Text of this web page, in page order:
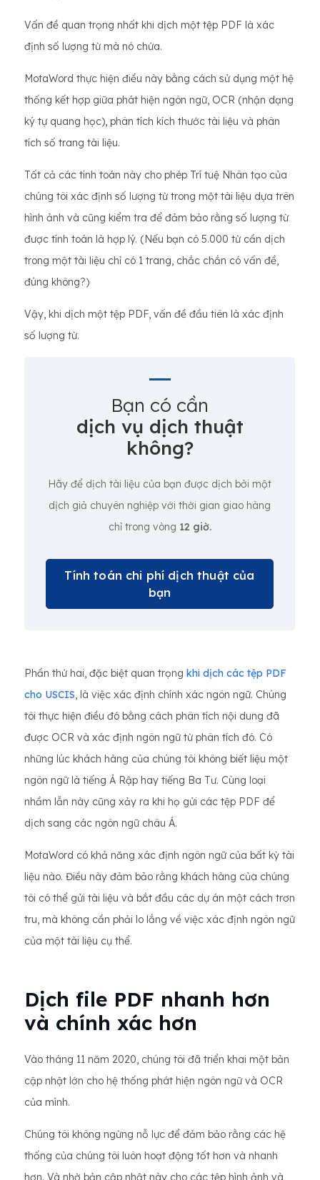
Vấn đề quan trọng nhất khi dịch một tệp PDF là xác
định số lượng từ mà nó chứa.
MotaWord thực hiện điều này bằng cách sử dụng một hệ
thống kết hợp giữa phát hiện ngôn ngữ, OCR (nhận dạng
ký tự quang học), phân tích kích thước tài liệu và phân
tích số trang tài liệu.
Tất cả các tính toán này cho phép Trí tuệ Nhân tạo của
chúng tôi xác định số lượng từ trong một tài liệu dựa trên
hình ảnh và cũng kiểm tra để đảm bảo rằng số lượng từ
được tính toán là hợp lý. (Nếu bạn có 5.000 từ cần dịch
trong một tài liệu chỉ có 1 trang, chắc chắn có vấn đề,
đúng không?)
Vậy, khi dịch một tệp PDF, vấn đề đầu tiên là xác định
số lượng từ.
Bạn có cần
dịch vụ dịch thuật
không?
Hãy để dịch tài liệu của bạn được dịch bởi một
dịch giả chuyên nghiệp với thời gian giao hàng
chỉ trong vòng 12 giờ.
Tính toán chi phí dịch thuật của
bạn
Phần thứ hai, đặc biệt quan trọng khi dịch các tệp PDF
cho USCIS, là việc xác định chính xác ngôn ngữ. Chúng
tôi thực hiện điều đó bằng cách phân tích nội dung đã
được OCR và xác định ngôn ngữ từ phân tích đó. Có
những lúc khách hàng của chúng tôi không biết liệu một
ngôn ngữ là tiếng Ả Rập hay tiếng Ba Tư. Cùng loại
nhầm lẫn này cũng xảy ra khi họ gửi các tệp PDF để
dịch sang các ngôn ngữ châu Á.
MotaWord có khả năng xác định ngôn ngữ của bất kỳ tài
liệu nào. Điều này đảm bảo rằng khách hàng của chúng
tôi có thể gửi tài liệu và bắt đầu các dự án một cách trơn
tru, mà không cần phải lo lắng về việc xác định ngôn ngữ
của một tài liệu cụ thể.
Dịch file PDF nhanh hơn
và chính xác hơn
Vào tháng 11 năm 2020, chúng tôi đã triển khai một bản
cập nhật lớn cho hệ thống phát hiện ngôn ngữ và OCR
của mình.
Chúng tôi không ngừng nỗ lực để đảm bảo rằng các hệ
thống của chúng tôi luôn hoạt động tốt hơn và nhanh
hơn. Và nhờ bản cập nhật này cho các tệp hình ảnh và